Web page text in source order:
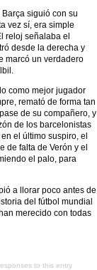
siguió con su
vez sí, era simple
reloj señalaba el
desde la derecha y
marcó un verdadero
como mejor jugador
remató de forma tan
de su compañero, y
de los barcelonistas
el último suspiro, el
de falta de Verón y el
el palo, para
a llorar poco antes de
del fútbol mundial
merecido con todas
to this entry